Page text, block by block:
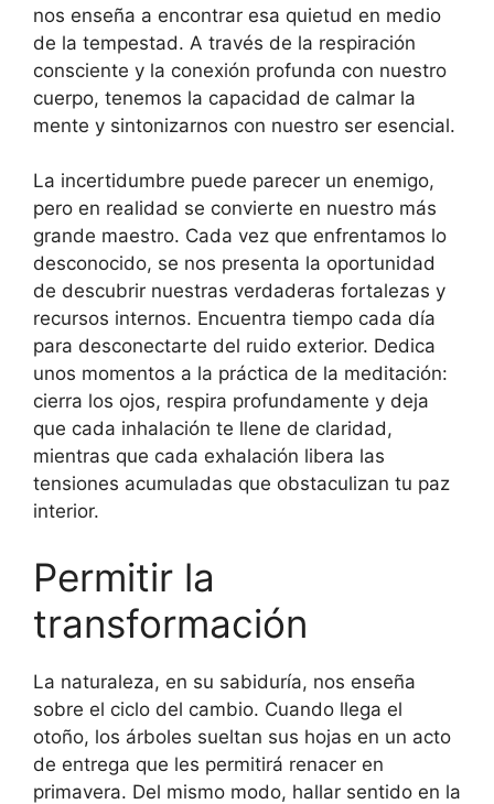
nos enseña a encontrar esa quietud en medio
de la tempestad. A través de la respiración
consciente y la conexión profunda con nuestro
cuerpo, tenemos la capacidad de calmar la
mente y sintonizarnos con nuestro ser esencial.
La incertidumbre puede parecer un enemigo,
pero en realidad se convierte en nuestro más
grande maestro. Cada vez que enfrentamos lo
desconocido, se nos presenta la oportunidad
de descubrir nuestras verdaderas fortalezas y
recursos internos. Encuentra tiempo cada día
para desconectarte del ruido exterior. Dedica
unos momentos a la práctica de la meditación:
cierra los ojos, respira profundamente y deja
que cada inhalación te llene de claridad,
mientras que cada exhalación libera las
tensiones acumuladas que obstaculizan tu paz
interior.
Permitir la
transformación
La naturaleza, en su sabiduría, nos enseña
sobre el ciclo del cambio. Cuando llega el
otoño, los árboles sueltan sus hojas en un acto
de entrega que les permitirá renacer en
primavera. Del mismo modo, hallar sentido en la